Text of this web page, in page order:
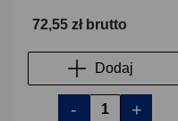
72,55 zł brutto
Dodaj
- +